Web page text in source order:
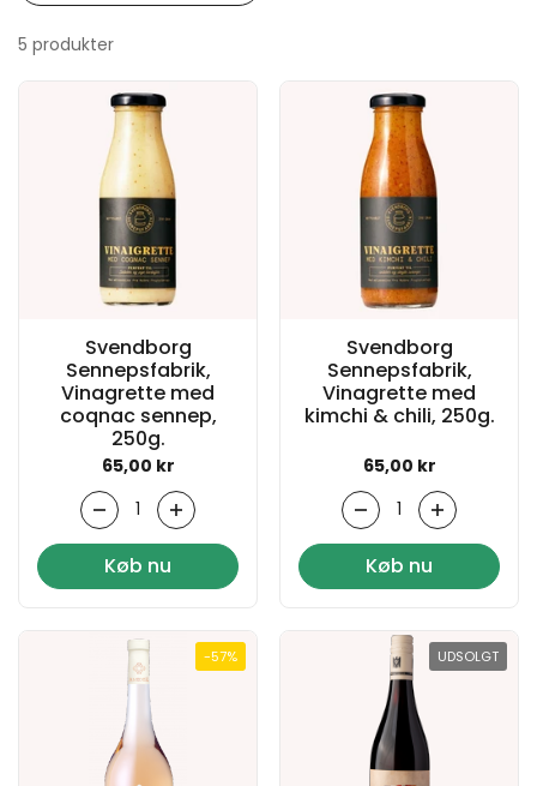
5 produkter
Svendborg
Sennepsfabrik,
Vinagrette med
coqnac sennep,
250g.
Normal pris
65,00 kr
Antal
Køb nu
Svendborg
Sennepsfabrik,
Vinagrette med
kimchi & chili, 250g.
Normal pris
65,00 kr
Antal
Køb nu
-57% UDSOLGT